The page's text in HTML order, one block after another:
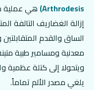
Arthrodesis) هي عملية
إزالة الغضاريف التالفة
الساق والقدم
معدنية ومسامير طبية
ويتحولا إلى كتلة عظمية
يلغي مصدر الألم تماماً.